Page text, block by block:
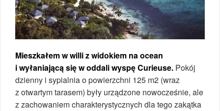
Mieszkałem w willi z widokiem na ocean
i wyłaniającą się w oddali wyspę Curieuse. Pokój
dzienny i sypialnia o powierzchni 125 m2 (wraz
z otwartym tarasem) były urządzone nowocześnie, ale
z zachowaniem charakterystycznych dla tego zakątka